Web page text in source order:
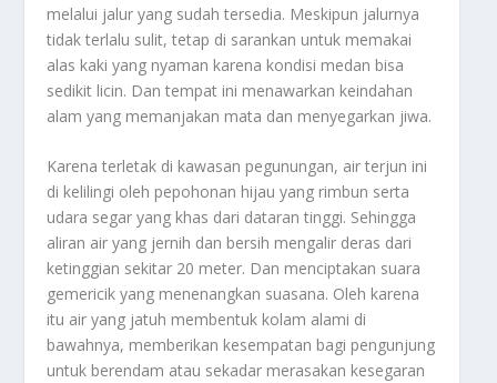
melalui jalur yang sudah tersedia. Meskipun jalurnya
tidak terlalu sulit, tetap di sarankan untuk memakai
alas kaki yang nyaman karena kondisi medan bisa
sedikit licin. Dan tempat ini menawarkan keindahan
alam yang memanjakan mata dan menyegarkan jiwa.
Karena terletak di kawasan pegunungan, air terjun ini
di kelilingi oleh pepohonan hijau yang rimbun serta
udara segar yang khas dari dataran tinggi. Sehingga
aliran air yang jernih dan bersih mengalir deras dari
ketinggian sekitar 20 meter. Dan menciptakan suara
gemericik yang menenangkan suasana. Oleh karena
itu air yang jatuh membentuk kolam alami di
bawahnya, memberikan kesempatan bagi pengunjung
untuk berendam atau sekadar merasakan kesegaran